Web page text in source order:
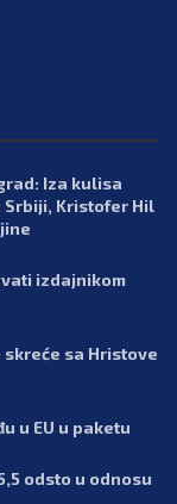
Iza kulisa
Kristofer Hil
izdajnikom
sa Hristove
u EU u paketu
odsto u odnosu